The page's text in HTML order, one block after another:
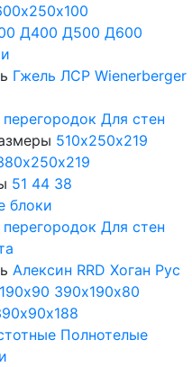
Д400 Д500 Д600
Гжель ЛСР Wienerberger
Для стен
510х250х219
51 44 38
блоки
Для стен
Алексин RRD Хоган Рус
390х190х80
Полнотелые